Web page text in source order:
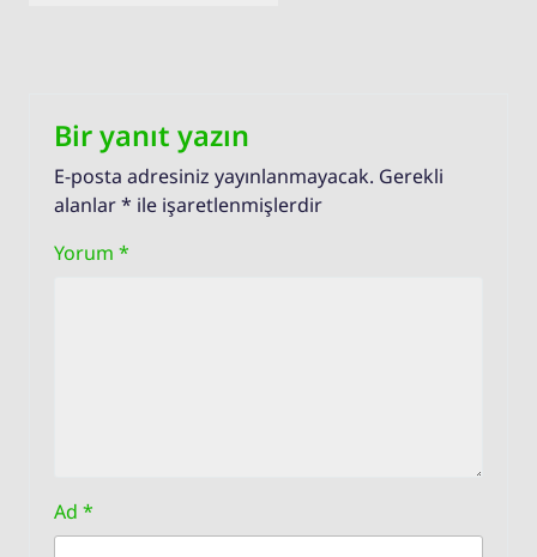
Bir yanıt yazın
E-posta adresiniz yayınlanmayacak. Gerekli
alanlar* ile işaretlenmişlerdir
Yorum *
Ad *